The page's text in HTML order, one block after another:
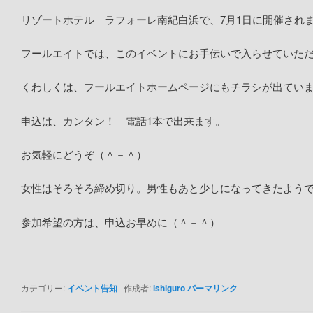
リゾートホテル ラフォーレ南紀白浜で、7月1日に開催されま
フールエイトでは、このイベントにお手伝いで入らせていただ
くわしくは、フールエイトホームページにもチラシが出ていま
申込は、カンタン！ 電話1本で出来ます。
お気軽にどうぞ（＾－＾）
女性はそろそろ締め切り。男性もあと少しになってきたようで
参加希望の方は、申込お早めに（＾－＾）
カテゴリー: イベント告知 作成者:ishiguroパーマリンク